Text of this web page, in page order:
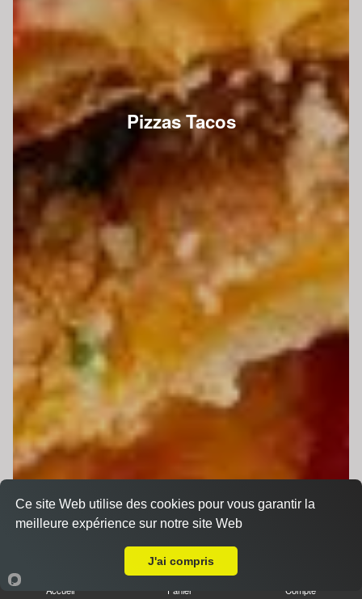
Pizzas Tacos
Accueil Panier Compte
Ce site Web utilise des cookies pour vous garantir la
meilleure expérience sur notre site Web
J'ai compris